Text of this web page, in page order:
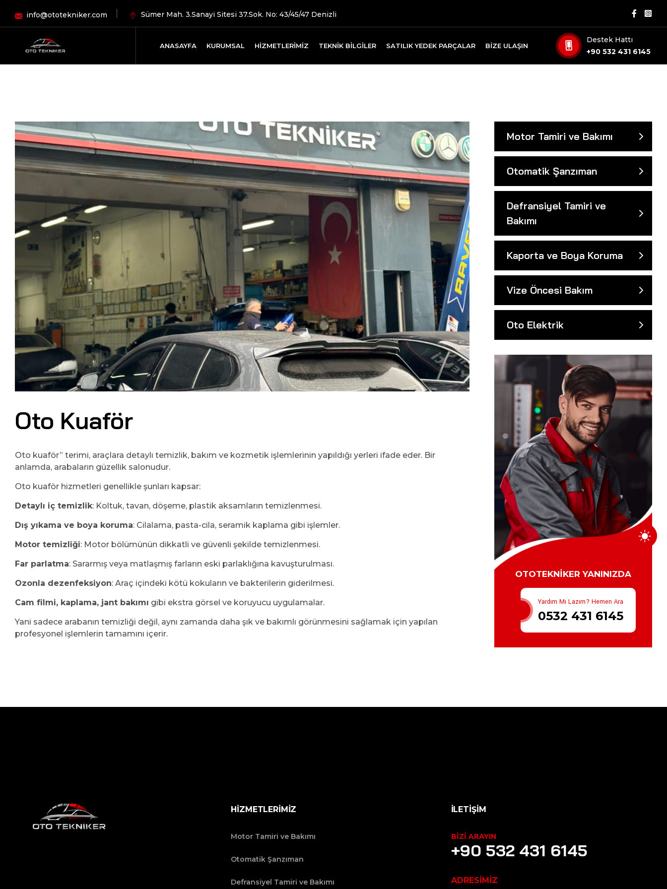
info@ototekniker.com Sümer Mah. 3.Sanayi Sitesi 37.Sok. No: 43/45/47 Denizli
ANASAYFA KURUMSAL HIZMETLERIMIZ TEKNIK BILGILER SATILIK YEDEK PARÇALAR BIZE ULAŞIN
Destek Hattı
+90 532 431 6145
Oto Kuaför
Oto kuaför” terimi, araçlara detaylı temizlik, bakım ve kozmetik işlemlerinin yapıldığı yerleri ifade eder. Bir
anlamda, arabaların güzellik salonudur.
Oto kuaför hizmetleri genellikle şunları kapsar:
Detaylı iç temizlik: Koltuk, tavan, döşeme, plastik aksamların temizlenmesi.
Dış yıkama ve boya koruma: Cilalama, pasta-cila, seramik kaplama gibi işlemler.
Motor temizliği: Motor bölümünün dikkatli ve güvenli şekilde temizlenmesi.
Far parlatma: Sararmış veya matlaşmış farların eski parlaklığına kavuşturulması.
Ozonla dezenfeksiyon: Araç içindeki kötü kokuların ve bakterilerin giderilmesi.
Cam filmi, kaplama, jant bakımı gibi ekstra görsel ve koruyucu uygulamalar.
Yani sadece arabanın temizliği değil, aynı zamanda daha şık ve bakımlı görünmesini sağlamak için yapılan
profesyonel işlemlerin tamamını içerir.
Motor Tamiri ve Bakımı
Otomatik Şanzıman
Defransiyel Tamiri ve
Bakımı
Kaporta ve Boya Koruma
Vize Öncesi Bakım
Oto Elektrik
OTOTEKNİKER YANINIZDA
Yardım Mı Lazım? Hemen Ara
0532 431 6145
HİZMETLERİMİZ
Motor Tamiri ve Bakımı
Otomatik Şanzıman
Defransiyel Tamiri ve Bakımı
İLETİŞİM
BIZI ARAYIN
+90 532 431 6145
ADRESİMİZ